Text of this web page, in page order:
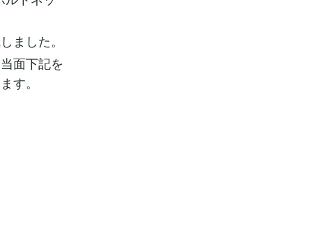
ました。
面下記を
す。